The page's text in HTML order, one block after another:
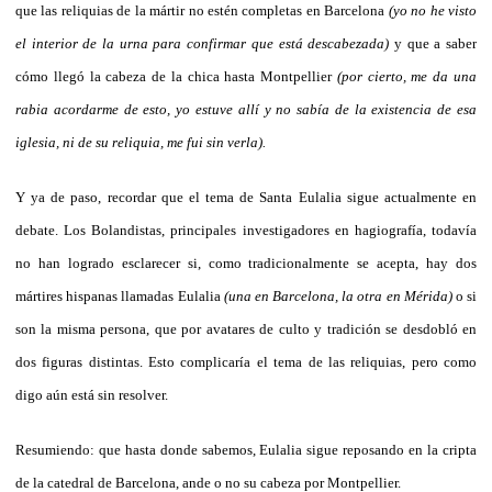
que las reliquias de la mártir no estén completas en Barcelona (yo no he visto
el interior de la urna para confirmar que está descabezada) y que a saber
cómo llegó la cabeza de la chica hasta Montpellier (por cierto, me da una
rabia acordarme de esto, yo estuve allí y no sabía de la existencia de esa
iglesia, ni de su reliquia, me fui sin verla).
Y ya de paso, recordar que el tema de Santa Eulalia sigue actualmente en
debate. Los Bolandistas, principales investigadores en hagiografía, todavía
no han logrado esclarecer si, como tradicionalmente se acepta, hay dos
mártires hispanas llamadas Eulalia (una en Barcelona, la otra en Mérida)o si
son la misma persona, que por avatares de culto y tradición se desdobló en
dos figuras distintas. Esto complicaría el tema de las reliquias, pero como
digo aún está sin resolver.
Resumiendo: que hasta donde sabemos, Eulalia sigue reposando en la cripta
de la catedral de Barcelona, ande o no su cabeza por Montpellier.